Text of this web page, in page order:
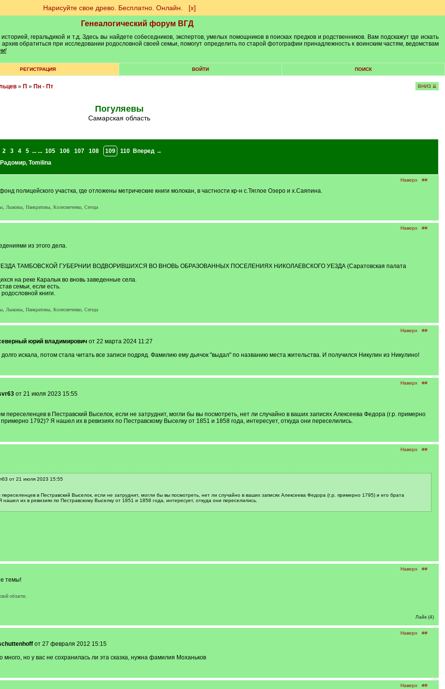
Нарисуйте свое древо. Бесплатно. Онлайн. [х]
Генеалогический форум ВГД
геральдикой и т.д. Здесь вы найдете собеседников, экспертов, умелых помощников в поисках предков и родственников. Вам подскажут где искать
обратиться при исследовании родословной своей семьи, помогут определить по старой фотографии принадлежность к воинским частям, ведомствам
РЕГИСТРАЦИЯ ВОЙТИ ПОИСК
» П » Пн - Пт ВНИЗ ⇊
Погуляевы
Самарская область
2 3 4 5 ... ... 105 106 107 108 109 110
Вперед →
Радомир, Tomilina
Наверх ##
полицейского участка, где отложены метрические книги молокан, в частности кр-н с.Тяглое Озеро и х.Саяпина.
Панкратовы, Колесниченко, Сегеда
Наверх ##
из этого дела.
ТАМБОВСКОЙ ГУБЕРНИИ ВОДВОРИВШИХСЯ ВО ВНОВЬ ОБРАЗОВАННЫХ ПОСЕЛЕНИЯХ НИКОЛАЕВСКОГО УЕЗДА (Саратовская палата
на реке Каралык во вновь заведенные села.
семьи, если есть.
книги.
Панкратовы, Колесниченко, Сегеда
Наверх ##
юрий владимировичот 22 марта 2024 11:27
искала, потом стала читать все записи подряд. Фамилию ему дьячок "выдал" по названию места жительства. И получился Никулин из Никулино!
Наверх ##
от 21 июля 2023 15:55
переселенцев в Пестравский Выселок, если не затруднит, могли бы вы посмотреть, нет ли случайно в ваших записях Алексеева Федора (г.р. примерно
1792)? Я нашел их в ревизиях по Пестравскому Выселку от 1851 и 1858 года, интересует, откуда они переселились.
Наверх ##
от 21 июля 2023 15:55
в Пестравский Выселок, если не затруднит, могли бы вы посмотреть, нет ли случайно в ваших записях Алексеева Федора (г.р. примерно 1795) и его брата
их в ревизиях по Пестравскому Выселку от 1851 и 1858 года, интересует, откуда они переселились.
Наверх ##
темы!
области.
Лайк (4)
Наверх ##
от 27 февраля 2012 15:15
но у вас не сохранилась ли эта сказка, нужна фамилия Моханьков
Наверх ##